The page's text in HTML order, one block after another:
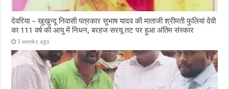
देवरिया – खुखुन्दू निवासी पत्रकार सुभाष यादव की माताजी श्रीमती फुलियां देवी
का 111 वर्ष की आयु में निधन, बरहज सरयू तट पर हुआ अंतिम संस्कार
3 weeks ago